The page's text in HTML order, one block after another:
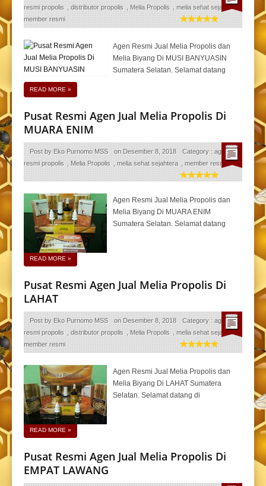
resmi propolis ,distributor propolis ,Melia Propolis ,melia sehat sejahtera
member resmi
Agen Resmi Jual Melia Propolis dan
Melia Biyang Di MUSI BANYUASIN
Sumatera Selatan. Selamat datang
READ MORE »
Pusat Resmi Agen Jual Melia Propolis Di
MUARA ENIM
Post byEko Purnomo MSS onDesember 8, 2018 Category :agen
resmi propolis ,Melia Propolis ,melia sehat sejahtera ,member resmi
Agen Resmi Jual Melia Propolis dan
Melia Biyang Di MUARA ENIM
Sumatera Selatan. Selamat datang
READ MORE »
Pusat Resmi Agen Jual Melia Propolis Di
LAHAT
Post byEko Purnomo MSS onDesember 8, 2018 Category :agen
resmi propolis ,distributor propolis ,Melia Propolis ,melia sehat sejahtera
member resmi
Agen Resmi Jual Melia Propolis dan
Melia Biyang Di LAHAT Sumatera
Selatan. Selamat datang di
READ MORE »
Pusat Resmi Agen Jual Melia Propolis Di
EMPAT LAWANG